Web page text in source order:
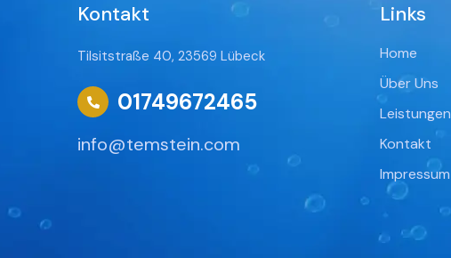
Kontakt
Tilsitstraße 40, 23569 Lübeck
01749672465
info@temstein.com
Links
Home
Über Uns
Leistungen
Kontakt
Impressum